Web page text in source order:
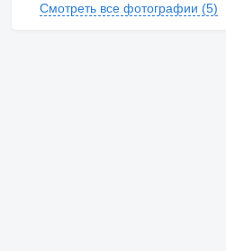
Смотреть все фотографии (5)